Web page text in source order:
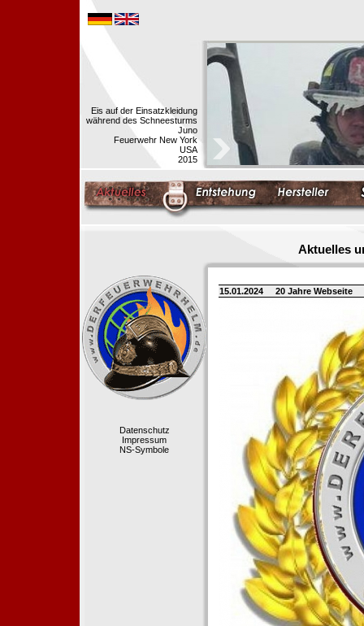
Eis auf der Einsatzkleidung
während des Schneesturms
Juno
Feuerwehr New York
USA
2015
Aktuelles
Datenschutz
Impressum
NS-Symbole
15.01.2024 20 Jahre Webseite